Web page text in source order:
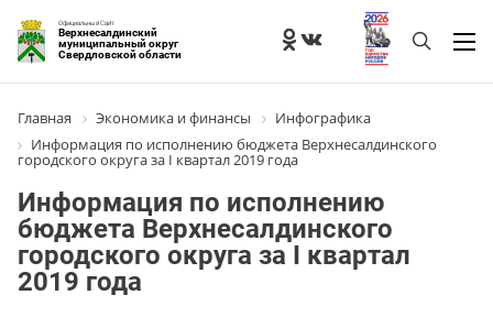
Официальный Сайт
Верхнесалдинский
муниципальный округ
Свердловской области
Главная Экономика и финансы
Инфографика
Информация по исполнению бюджета Верхнесалдинского
городского округа за I квартал 2019 года
Информация по исполнению
бюджета Верхнесалдинского
городского округа за I квартал
2019 года